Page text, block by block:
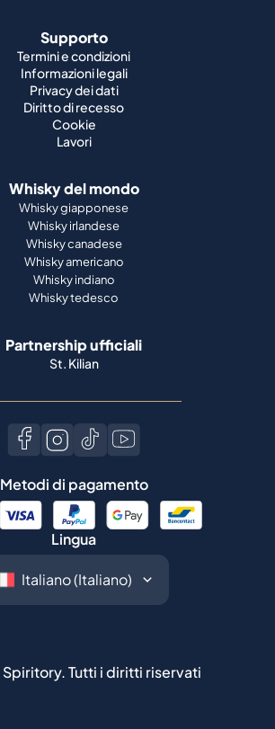
Supporto
Termini e condizioni
Informazioni legali
Privacy dei dati
Diritto di recesso
Cookie
Lavori
Whisky del mondo
Whisky giapponese
Whisky irlandese
Whisky canadese
Whisky americano
Whisky indiano
Whisky tedesco
Partnership ufficiali
St. Kilian
Metodi di pagamento
Lingua
Spiritory.Tutti i diritti riservati